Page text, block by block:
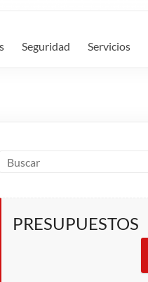
Seguridad Servicios
PRESUPUESTOS